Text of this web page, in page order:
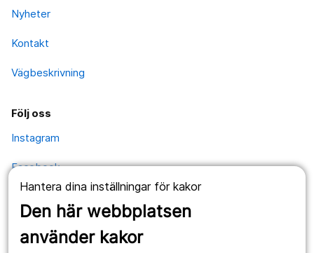
Hantera dina inställningar för kakor
Den här webbplatsen
använder kakor
Nyheter
Kontakt
Vägbeskrivning
Följ oss
Instagram
Facebook
Kontakt